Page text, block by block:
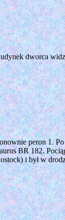
dworca
peron 1.
BR 182.
i był w